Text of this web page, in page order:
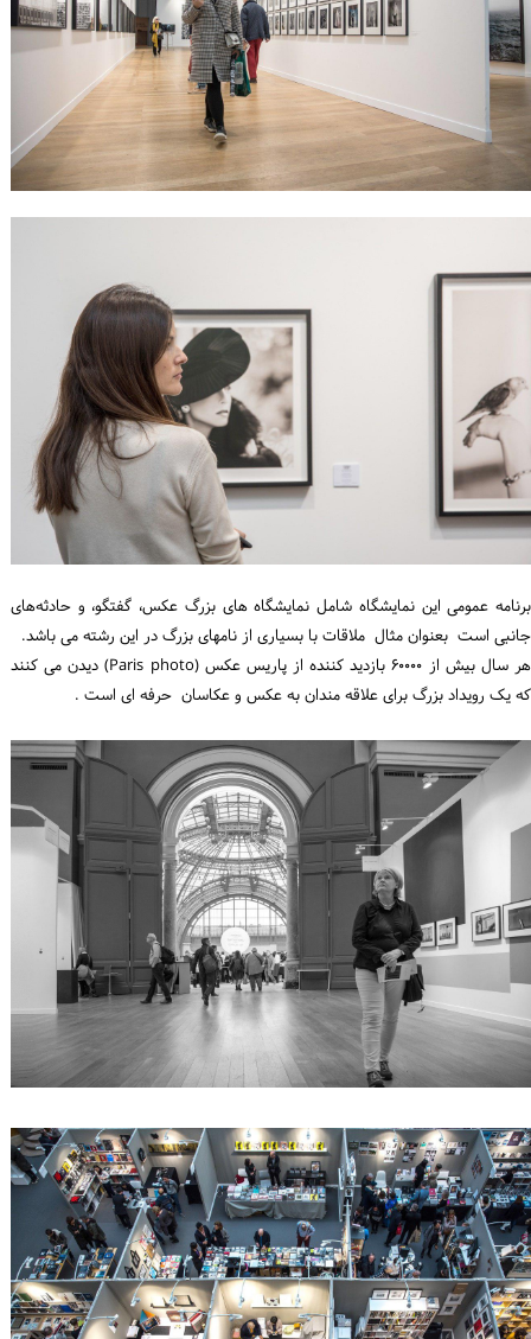
برنامه عمومی این نمایشگاه شامل نمایشگاه های بزرگ عکس، گفتگو، و حادثه‌های
جانبی است بعنوان مثال ملاقات با بسیاری از نامهای بزرگ در این رشته می باشد.
هر سال بیش از ۶۰۰۰۰ بازدید کننده از پاریس عکس (Paris photo) دیدن می کنند
که یک رویداد بزرگ برای علاقه مندان به عکس و عکاسان حرفه ای است .